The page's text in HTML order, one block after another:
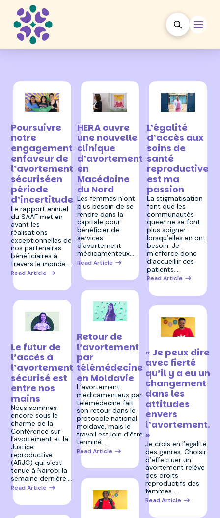
Poursuivre
notre
engagement
enfaveur de
l’avortement
sécuriséen
période
d’incertitude
Le rapport annuel
du SAAF met en
avant les
réalisations
exceptionnelles de
nos partenaires
bénéficiaires à
travers le monde.…
Read Article
HERA ouvre
une nouvelle
clinique
d’avortement
en
Macédoine
du Nord
Les femmes n’ont
plus besoin de se
rendre dans la
capitale pour
bénéficier de
services
d’avortement
médicamenteux.…
Read Article
L’égalité
d’accès aux
soins de
santé
reproductive
est ma
passion
La stigmatisation
font que les
communautés
queer ne se font
plus soigner
lorsqu’elles en ont
besoin. Je
m’efforce donc
d’accueillir ces
patients.…
Read Article
Le futur de
l’accès à
l’avortement
sécurisé est
entre nos
mains
Nous sommes
encore sous le
charme de la
Conférence sur
l’avortement et la
Justice
reproductive
(ARJC) qui s’est
tenue à Nairobi la
semaine dernière.…
Read Article
Retour de
l’avortement
par
télémédecine
en Moldavie
L’avortement
médicamenteux par
télémédecine fait
son retour dans le
protocole national
moldave, mais le
travail est loin d’être
terminé.…
Read Article
« Je peux dire
avec fierté
qu’il y a eu un
changement
dans les
attitudes
envers
l’avortement.
»
Je crois en l’egalité
des genres. Choisir
d’effectuer un
avortement relève
des droits
reproductifs des
femmes.…
Read Article